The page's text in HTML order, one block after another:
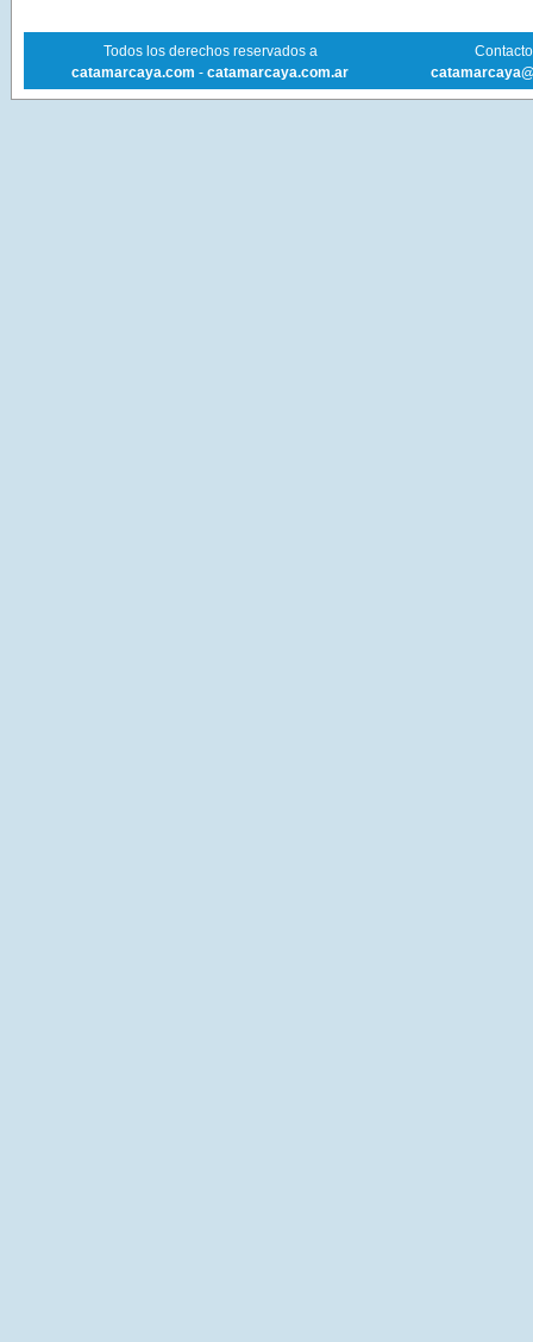
Todos los derechos reservados a
catamarcaya.com - catamarcaya.com.ar